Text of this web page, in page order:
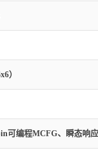
）
可编程MCFG、瞬态响